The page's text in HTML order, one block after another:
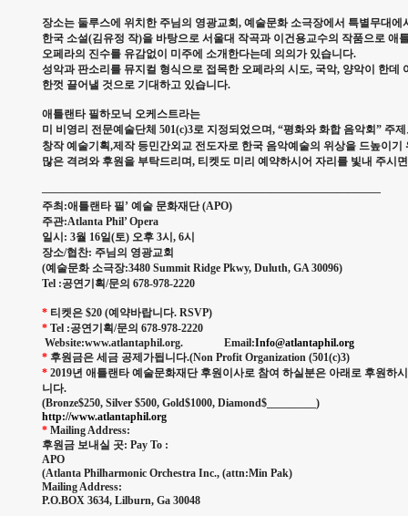
장소는 둘루스에 위치한 주님의 영광교회, 예술문화 소극장에서 특별무대
한국 소설(김유정 작)을 바탕으로 서울대 작곡과 이건용교수의 작품으로 애
오페라의 진수를 유감없이 미주에 소개한다는데 의의가 있습니다.
성악과 판소리를 뮤지컬 형식으로 접목한 오페라의 시도, 국악, 양악이 한데
한껏 끌어낼 것으로 기대하고 있습니다.
애틀랜타 필하모닉 오케스트라는
미 비영리 전문예술단체 501(c)3로 지정되었으며, “평화와 화합 음악회” 주
창작 예술기획,제작 등민간외교 전도자로 한국 음악예술의 위상을 드높이
많은 격려와 후원을 부탁드리며, 티켓도 미리 예약하시어 자리를 빛내 주시
———————————————————————————————
주최:애틀랜타 필’ 예술 문화재단 (APO)
주관:Atlanta Phil’ Opera
일시: 3월 16일(토) 오후 3시, 6시
장소/협찬: 주님의 영광교회
(예술문화 소극장:3480 Summit Ridge Pkwy, Duluth, GA 30096)
Tel :공연기획/문의 678-978-2220
* 티켓은 $20 (예약바랍니다. RSVP)
* Tel :공연기획/문의 678-978-2220
Website:www.atlantaphil.org. Email:Info@atlantaphil.org
* 후원금은 세금 공제가됩니다.(Non Profit Organization (501(c)3)
* 2019년 애틀랜타 예술문화재단 후원이사로 참여 하실분은 아래로 후원하
니다.
(Bronze$250, Silver $500, Gold$1000, Diamond$_________)
http://www.atlantaphil.org
* Mailing Address:
후원금 보내실 곳: Pay To :
APO
(Atlanta Philharmonic Orchestra Inc., (attn:Min Pak)
Mailing Address:
P.O.BOX 3634, Lilburn, Ga 30048